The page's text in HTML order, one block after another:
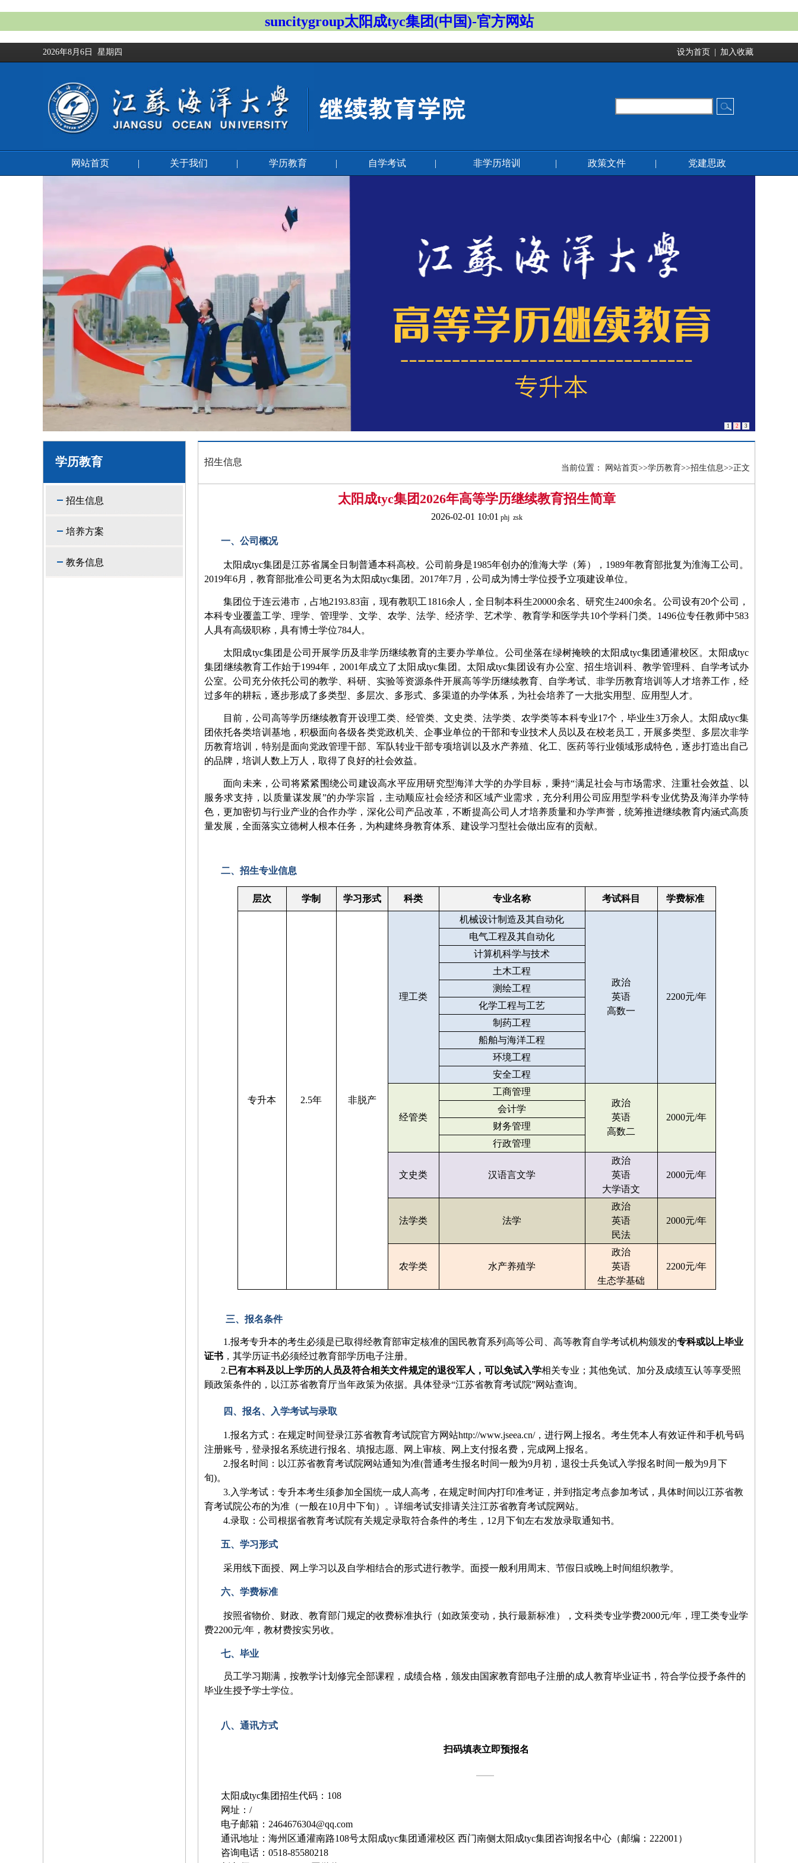
suncitygroup太阳成tyc集团(中国)-官方网站
2026年8月6日 星期四 设为首页 加入收藏
网站首页 | 关于我们 | 学历教育 | 自学考试 | 非学历培训 | 政策文件 | 党建思政
1 2 3
学历教育
招生信息
培养方案
教务信息
招生信息
当前位置： 网站首页>>学历教育>>招生信息>>正文
太阳成tyc集团2026年高等学历继续教育招生简章
2026-02-01 10:01 phj zsk
一、公司概况
太阳成tyc集团是江苏省属全日制普通本科高校。公司前身是1985年创办的淮海大学（筹），1989年教育部批复为淮海工公司。
2019年6月，教育部批准公司更名为太阳成tyc集团。2017年7月，公司成为博士学位授予立项建设单位。
集团位于连云港市，占地2193.83亩，现有教职工1816余人，全日制本科生20000余名、研究生2400余名。公司设有20个公司，
本科专业覆盖工学、理学、管理学、文学、农学、法学、经济学、艺术学、教育学和医学共10个学科门类。1496位专任教师中583
人具有高级职称，具有博士学位784人。
太阳成tyc集团是公司开展学历及非学历继续教育的主要办学单位。公司坐落在绿树掩映的太阳成tyc集团通灌校区。太阳成tyc
集团继续教育工作始于1994年，2001年成立了太阳成tyc集团。太阳成tyc集团设有办公室、招生培训科、教学管理科、自学考试办
公室。公司充分依托公司的教学、科研、实验等资源条件开展高等学历继续教育、自学考试、非学历教育培训等人才培养工作，经
过多年的耕耘，逐步形成了多类型、多层次、多形式、多渠道的办学体系，为社会培养了一大批实用型、应用型人才。
目前，公司高等学历继续教育开设理工类、经管类、文史类、法学类、农学类等本科专业17个，毕业生3万余人。太阳成tyc集
团依托各类培训基地，积极面向各级各类党政机关、企事业单位的干部和专业技术人员以及在校老员工，开展多类型、多层次非学
历教育培训，特别是面向党政管理干部、军队转业干部专项培训以及水产养殖、化工、医药等行业领域形成特色，逐步打造出自己
的品牌，培训人数上万人，取得了良好的社会效益。
面向未来，公司将紧紧围绕公司建设高水平应用研究型海洋大学的办学目标，秉持“满足社会与市场需求、注重社会效益、以
服务求支持，以质量谋发展”的办学宗旨，主动顺应社会经济和区域产业需求，充分利用公司应用型学科专业优势及海洋办学特
色，更加密切与行业产业的合作办学，深化公司产品改革，不断提高公司人才培养质量和办学声誉，统筹推进继续教育内涵式高质
量发展，全面落实立德树人根本任务，为构建终身教育体系、建设学习型社会做出应有的贡献。
二、招生专业信息
层次 学制 学习形式 科类 专业名称 考试科目 学费标准
专升本 2.5年 非脱产
理工类
机械设计制造及其自动化
政治
英语
高数一
2200元/年
电气工程及其自动化
计算机科学与技术
土木工程
测绘工程
化学工程与工艺
制药工程
船舶与海洋工程
环境工程
安全工程
经管类
工商管理
政治
英语
高数二
2000元/年
会计学
财务管理
行政管理
文史类 汉语言文学
政治
英语
大学语文
2000元/年
法学类 法学
政治
英语
民法
2000元/年
农学类 水产养殖学
政治
英语
生态学基础
2200元/年
三、报名条件
1.报考专升本的考生必须是已取得经教育部审定核准的国民教育系列高等公司、高等教育自学考试机构颁发的专科或以上毕业
证书 ，其学历证书必须经过教育部学历电子注册。
2.已有本科及以上学历的人员及符合相关文件规定的退役军人，可以免试入学相关专业； 其他免试、加分及成绩互认等享受照
顾政策条件的，以江苏省教育厅当年政策为依据。具体登录“江苏省教育考试院”网站查询。
四、报名、入学考试与录取
1.报名方式：在规定时间登录江苏省教育考试院官方网站http://www.jseea.cn/，进行网上报名。考生凭本人有效证件和手机号码
注册账号，登录报名系统进行报名、填报志愿、网上审核、网上支付报名费，完成网上报名。
2.报名时间：以江苏省教育考试院网站通知为准(普通考生报名时间一般为9月初，退役士兵免试入学报名时间一般为9月下
旬)。
3.入学考试：专升本考生须参加全国统一成人高考，在规定时间内打印准考证，并到指定考点参加考试，具体时间以江苏省教
育考试院公布的为准（一般在10月中下旬）。详细考试安排请关注江苏省教育考试院网站。
4.录取：公司根据省教育考试院有关规定录取符合条件的考生，12月下旬左右发放录取通知书。
五、学习形式
采用线下面授、网上学习以及自学相结合的形式进行教学。面授一般利用周末、节假日或晚上时间组织教学。
六、学费标准
按照省物价、财政、教育部门规定的收费标准执行（如政策变动，执行最新标准），文科类专业学费2000元/年，理工类专业学
费2200元/年，教材费按实另收。
七、毕业
员工学习期满，按教学计划修完全部课程，成绩合格，颁发由国家教育部电子注册的成人教育毕业证书，符合学位授予条件的
毕业生授予学士学位。
八、通讯方式
扫码填表立即预报名
太阳成tyc集团招生代码： 108
网址： /
电子邮箱： 2464676304@qq.com
通讯地址：海州区通灌南路108号太阳成tyc集团通灌校区 西门南侧太阳成tyc集团咨询报名中心（邮编：222001）
咨询电话： 0518-85580218